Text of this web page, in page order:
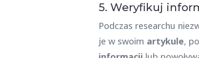
5. Weryfikuj
Podczas researchu
je w swoim artykule,